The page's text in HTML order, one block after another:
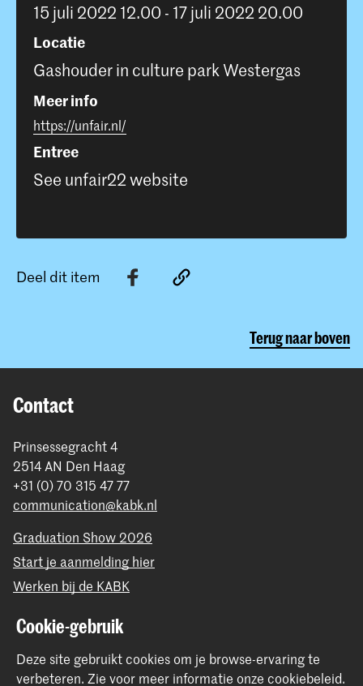
15 juli 2022 12.00 - 17 juli 2022 20.00
Locatie
Gashouder in culture park Westergas
Meer info
https://unfair.nl/
Entree
See unfair22 website
Deel dit item
Terug naar boven
Contact
Prinsessegracht 4
2514 AN Den Haag
+31 (0) 70 315 47 77
communication@kabk.nl
Graduation Show 2026
Start je aanmelding hier
Werken bij de KABK
Volg ons
Cookie-gebruik
Deze site gebruikt cookies om je browse-ervaring te
verbeteren. Zie voor meer informatie onze cookiebeleid.